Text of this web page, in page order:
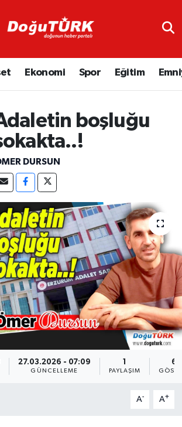
Ekonomi Spor Eğitim
boşluğu
DURSUN
27.03.2026 - 07:09
GÜNCELLEME
1
PAYLAŞIM
64
A- A+
Durumu ve Fikstür
Haberleri